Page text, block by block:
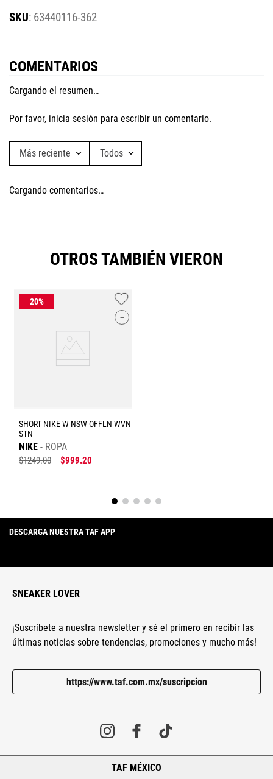
: 63440116-362
COMENTARIOS
Cargando el resumen…
Por favor, inicia sesión para escribir un comentario.
Más reciente Todos
Cargando comentarios…
OTROS TAMBIÉN VIERON
+
SHORT NIKE W NSW OFFLN WVN
STN
NIKE ROPA
$1249.00 $999.20
DESCARGA NUESTRA TAF APP
SNEAKER LOVER
¡Suscríbete a nuestra newsletter y sé el primero en recibir las
últimas noticias sobre tendencias, promociones y mucho más!
https://www.taf.com.mx/suscripcion
TAF MÉXICO